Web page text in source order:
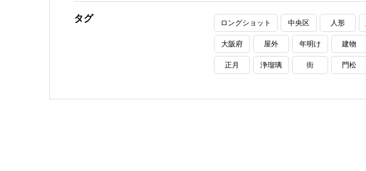
タグ ロングショット 中央区 人形
大阪府 屋外 年明け 建物
正月 浄瑠璃 街 門松